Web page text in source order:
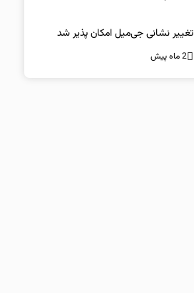
تغییر نشانی جی‌میل امکان پذیر شد
2 ماه پیش